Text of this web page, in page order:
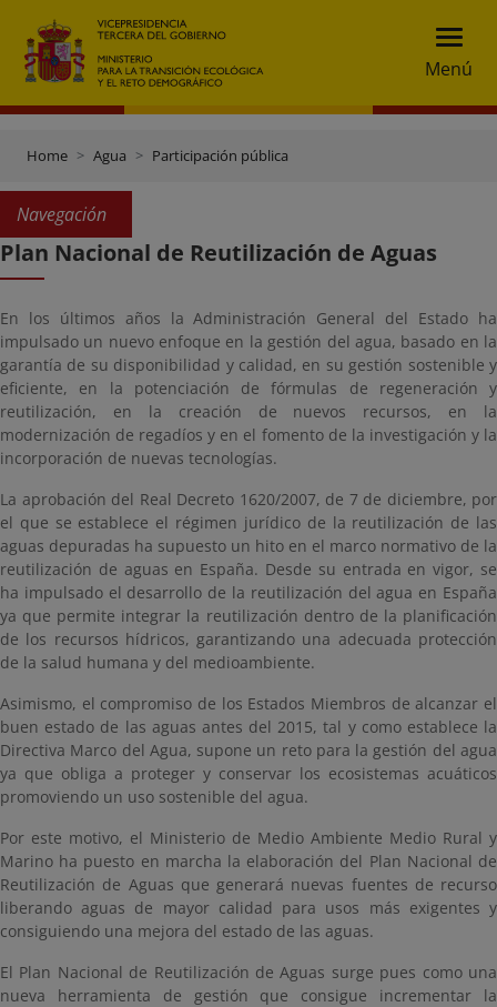
Menú
Home Agua Participación pública
Navegación
Plan Nacional de Reutilización de Aguas
En los últimos años la Administración General del Estado ha
impulsado un nuevo enfoque en la gestión del agua, basado en la
garantía de su disponibilidad y calidad, en su gestión sostenible y
eficiente, en la potenciación de fórmulas de regeneración y
reutilización, en la creación de nuevos recursos, en la
modernización de regadíos y en el fomento de la investigación y la
incorporación de nuevas tecnologías.
La aprobación del Real Decreto 1620/2007, de 7 de diciembre, por
el que se establece el régimen jurídico de la reutilización de las
aguas depuradas ha supuesto un hito en el marco normativo de la
reutilización de aguas en España. Desde su entrada en vigor, se
ha impulsado el desarrollo de la reutilización del agua en España
ya que permite integrar la reutilización dentro de la planificación
de los recursos hídricos, garantizando una adecuada protección
de la salud humana y del medioambiente.
Asimismo, el compromiso de los Estados Miembros de alcanzar el
buen estado de las aguas antes del 2015, tal y como establece la
Directiva Marco del Agua, supone un reto para la gestión del agua
ya que obliga a proteger y conservar los ecosistemas acuáticos
promoviendo un uso sostenible del agua.
Por este motivo, el Ministerio de Medio Ambiente Medio Rural y
Marino ha puesto en marcha la elaboración del Plan Nacional de
Reutilización de Aguas que generará nuevas fuentes de recurso
liberando aguas de mayor calidad para usos más exigentes y
consiguiendo una mejora del estado de las aguas.
El Plan Nacional de Reutilización de Aguas surge pues como una
nueva herramienta de gestión que consigue incrementar la